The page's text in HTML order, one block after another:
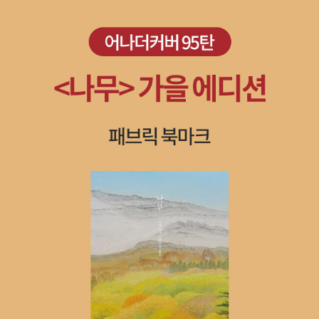
기 어려웠던 그가 고발당한 이유를 알게 된다. 산파술 과정에서 일어
나는 수많은 논박과 결과적으로 상대가 느낀 모멸감. 우리는 이러한
수 있다. 크세노폰의 <소크라테스 회상록>은 이처럼 소크라테스의
모습에서 나오는 플라톤의 주장 대신 인간 소크라테스를 중심에 놓으
면서 그의 삶에 대해 함께 돌아보게 하는 작품이다. (40) 소크라테스
에게 이런 일을 당한 사람들은 대부분 다시는 그를 찾지 않았고, 소크
테스와 함께 되도록 많은 시간을 보내지 않고는 자기가 이렇다 할 인
물이 될 수 없다고 믿었다. 그 뒤로 그는 어쩔 수 없는 경우 말고는 소
크라테스의 곁을 떠나지 않았고, 소크라테스의 습관 가운데 일부를
모방하기도 했다. 그리고 소크라테스는 에우튀데모스의 마음가짐이
그렇다는 것을 알고는 더는 그를 놀리지 않았고, 그가 알 필요가 있다
고 여겨지는 지식이나 지키는 것이 아주 좋다고 생각하는 습관을 최
대한 간단명료하게 설명해주었다. _ 크세노폰, <소크라테스 회상록>
가된다. 또한 스승의 죽음을 대하는 태도는 담담하다. 재판 현장의 속
기록을 읽는 듯이 세세한 플라톤의 <변론>에 비하면 무성의하다는
생각이 들 정도다. 그러나 크세노폰은 자신의 '변론' 서두에서부터 단
도직입으로 소크라테스의 변론과 죽음에 이르는 과정에 깔린 핵심을
가 맞이한 최후의 삶에 대해 들었다. 그리고 다른 사람들(플라톤을 비
스)의 '잘난 체하는 말투에 관해 언급하고 있다'고 일축한다. 소크라테
스가 죽음을 당한 것은 그가 고발된 죄(나라의 신들을 믿지 않고/새로
운 신들을 들여오고 젊은이들을 타락시킨다) 때문이 아니라(변론 자
체에서는 이겼으나) 당시 기득권자들(시민배심원)의 심기를 거슬린
'괘씸죄' 때문에 죽었다, 라고 결론짓는다. 소크라테스가 행한 변론 내
용보다는 그의 변론 태도가 그를 죽음으로 내몰았을 것이라고 추정하
어쨌든 메클루어의 조언을 제대로 이해하려면 소크라테스가 대체 어
쨌기에, 플라톤의 대화편 중 주요한 것들 몇 편은 반드시 교양 차원이
아니라 생존 차원에서 읽지 않으면 안 되겠구나, 그런 생각이 든 것이
다. 소크라테스식으로 잘못을 깨우쳐주려는 시도는 일절 금하고필독
신에게 유죄로 투표하고(1차), 형량과 관련하여 '사형'에 투표할 아테
다, 그래야 고용대란도 해결되지 않겠는가), 배심원들의 자존심을 무
참히 짓밟는다. 자신이 모른다는 사실을 아는 것이 앎의 출발점이라
는데(무지의 지), 이 말은 배심원들 입장에서 보자면, 너는 네가 무엇
을 모르는지조차 모르는 그런 (비참한) 존재라는 것. 플라톤은 이날
스승 소크라테스가 행한 변론을 그럴듯하게 재구성했지만, 소크라테
스의 또 다른 제자인 크세노폰은 상당히 다르다. 당시 재판정 상황을
지 구분할 수 없기에 그 자체가 '문제'로 끊임없는 논쟁거리이다. 이런
복합적인 의미에서 이렇게 표현한다)이 이 대화편의 필자가 분명한가
수사학>이 결정적인 근거(진품임을 확신하는데)를 제공하고 있다.
된 논문(論文)과 토론의 논재(論材_조합이다)로 텍스트 자체와 집
필 배경들이 사용되었고, 사용되고 있다. 이러한 논란에 숟가락 하나
더 얹고 싶은 마음도 그럴 ‘내공’도 없다. 그럼에도 대표적인 소재들을
중심으로 관련 근거들을 대강이나마 살피는 일이 숙제처럼 다가온다.
문제를 해결이 아니라, 스스로 숙제를 내는 일에 머물게 될지라도. 플
라톤의 대화편들 대부분은 '소크라테스-플라톤' 문제에서 자유롭지
않다. <소크라테스의 변론>조차도 예외가 아니다. 그런데 이 대화편
은 존재 자체에서부터 플라톤과 소크라테스를 분리해서 살필 수 있는
'여지'가 있다. 곧 플라톤이 비극시인이라면 그의 비극 무대에는 소크
라테스가 어김없이 등장한다. 그럼에도 대화편 제목에 이 주연급 배
으로 이후 시골에서 살며 집필활동에 전념했다는 20년을 계산하면
의)로 거처를 옮기기(기원전 371년) 전까지 20년을 집필에 전념한
시기(기원전 391~370년)라고 볼 수도 있다. 아테나이에서 추방당
시작했는지는 알 수 없기 때문이다. 추방령이 철회되어 기원전 366
이 유배지에서 18년을 그리 살았던 것처럼. 그런데 그의 사망 시기 또
한 특정할 수 없어 (그의 다른 저작인) 『그리스 역사』에서 그가 다루
는 마지막 사건을 근거로 추정하고 있다. 『페르시아 원정기』(다른 원
정기들에 반론을 제시하는 데서) 또한 말년에 쓴 것으로 보는 점 등
(천병희의 옮긴이 서문)에 따르면, 크세노폰은 죽는 순간까지 집필을
멈추지 않았다고 봐야 한다. 그러므로 그가 <향연>을 언제쯤 쓴 것일